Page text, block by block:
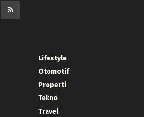
Lifestyle
Otomotif
Properti
Tekno
Travel